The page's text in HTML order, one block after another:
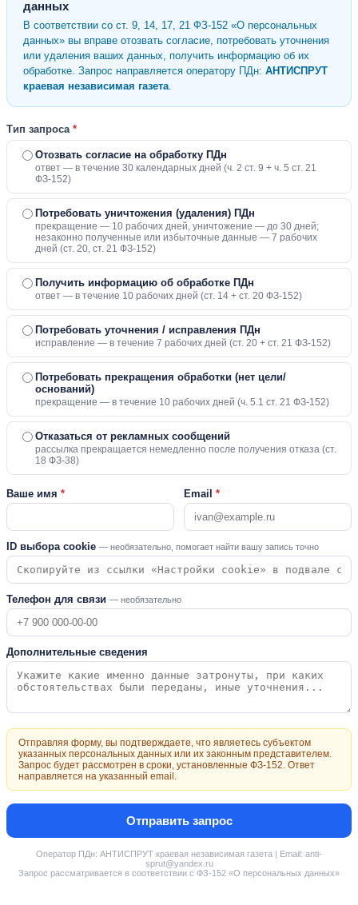
данных
В соответствии со ст. 9, 14, 17, 21 ФЗ-152 «О персональных
данных» вы вправе отозвать согласие, потребовать уточнения
или удаления ваших данных, получить информацию об их
обработке. Запрос направляется оператору ПДн: АНТИСПРУТ
краевая независимая газета.
Тип запроса *
Отозвать согласие на обработку ПДн
ответ — в течение 30 календарных дней (ч. 2 ст. 9 + ч. 5 ст. 21
ФЗ-152)
Потребовать уничтожения (удаления) ПДн
прекращение — 10 рабочих дней, уничтожение — до 30 дней;
незаконно полученные или избыточные данные — 7 рабочих
дней (ст. 20, ст. 21 ФЗ-152)
Получить информацию об обработке ПДн
ответ — в течение 10 рабочих дней (ст. 14 + ст. 20 ФЗ-152)
Потребовать уточнения / исправления ПДн
исправление — в течение 7 рабочих дней (ст. 20 + ст. 21 ФЗ-152)
Потребовать прекращения обработки (нет цели/
оснований)
прекращение — в течение 10 рабочих дней (ч. 5.1 ст. 21 ФЗ-152)
Отказаться от рекламных сообщений
рассылка прекращается немедленно после получения отказа (ст.
18 ФЗ-38)
Ваше имя * Email *
ID выбора cookie — необязательно, помогает найти вашу запись точно
Телефон для связи — необязательно
Дополнительные сведения
Отправляя форму, вы подтверждаете, что являетесь субъектом
указанных персональных данных или их законным представителем.
Запрос будет рассмотрен в сроки, установленные ФЗ-152. Ответ
направляется на указанный email.
Отправить запрос
Оператор ПДн: АНТИСПРУТ краевая независимая газета | Email: anti-
sprut@yandex.ru
Запрос рассматривается в соответствии с ФЗ-152 «О персональных данных»